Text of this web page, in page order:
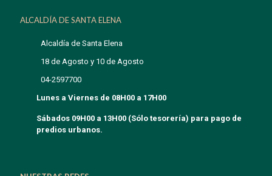
ALCALDÍA DE SANTA ELENA
Alcaldía de Santa Elena
18 de Agosto y 10 de Agosto
04-2597700
Lunes a Viernes de 08H00 a 17H00
Sábados 09H00 a 13H00 (Sólo tesorería) para pago de
predios urbanos.